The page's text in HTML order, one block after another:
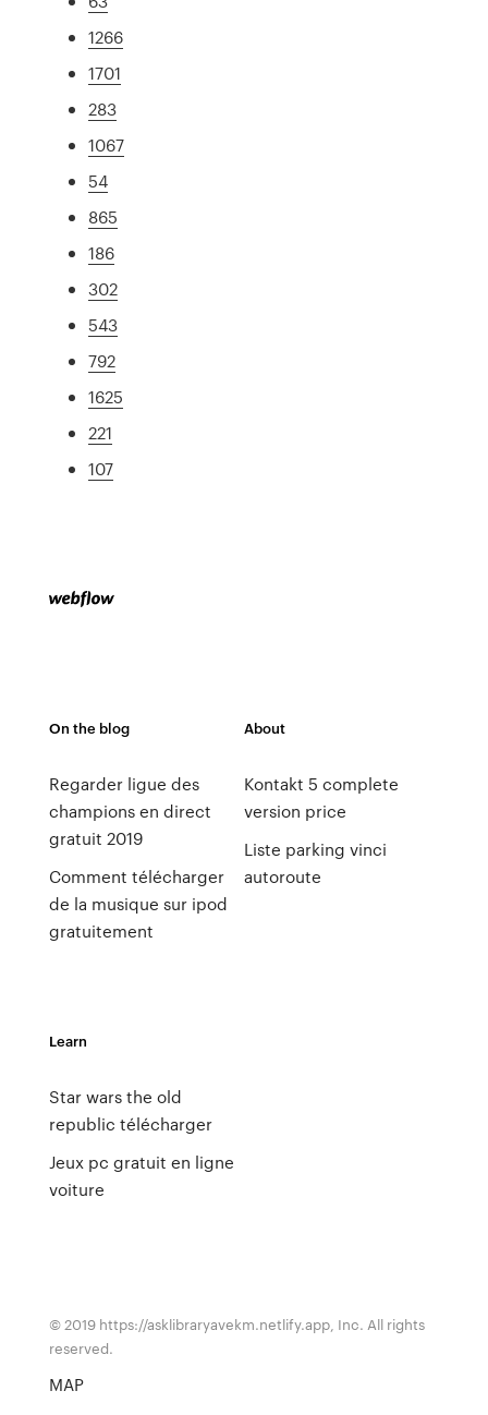
1266
1701
283
1067
54
865
186
302
543
792
1625
221
107
On the blog
Regarder ligue des
champions en direct
gratuit 2019
Comment télécharger
de la musique sur ipod
gratuitement
About
Kontakt 5 complete
version price
Liste parking vinci
autoroute
Learn
Star wars the old
republic télécharger
Jeux pc gratuit en ligne
voiture
© 2019 https://asklibraryavekm.netlify.app, Inc. All rights
reserved.
MAP